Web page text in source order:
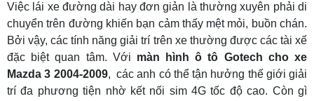
Việc lái xe đường dài hay đơn giản là thường xuyên phải di
chuyển trên đường khiến bạn cảm thấy mệt mỏi, buồn chán.
Bởi vậy, các tính năng giải trí trên xe thường được các tài xế
đặc biệt quan tâm. Với màn hình ô tô Gotech cho xe
Mazda 3 2004-2009, các anh có thể tận hưởng thế giới giải
trí đa phương tiện nhờ kết nối sim 4G tốc độ cao. Còn gì